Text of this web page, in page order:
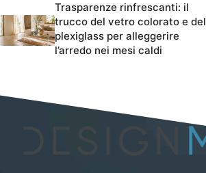
Trasparenze rinfrescanti: il
trucco del vetro colorato e del
plexiglass per alleggerire
l’arredo nei mesi caldi